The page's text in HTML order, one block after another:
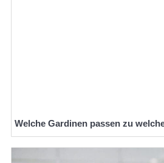
Welche Gardinen passen zu